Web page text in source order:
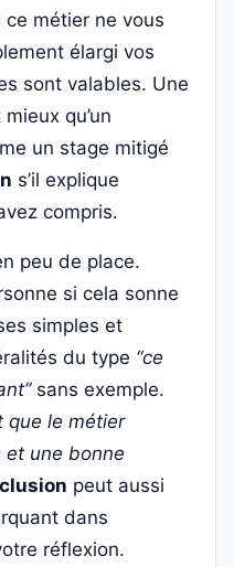
métier ne vous
élargi vos
sont valables. Une
qu’un
un stage mitigé
s’il explique
compris.
peu de place.
si cela sonne
simples et
du type “ce
sans exemple.
que le métier
une bonne
peut aussi
dans
réflexion.